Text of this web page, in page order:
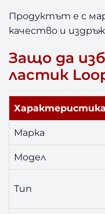
w
Продуктът е с
качество и
Защо да
ластик
Характеристика
Марка
Модел
Тип